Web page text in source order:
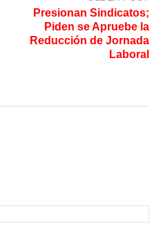
Presionan Sindicatos;
Piden se Apruebe la
Reducción de Jornada
Laboral